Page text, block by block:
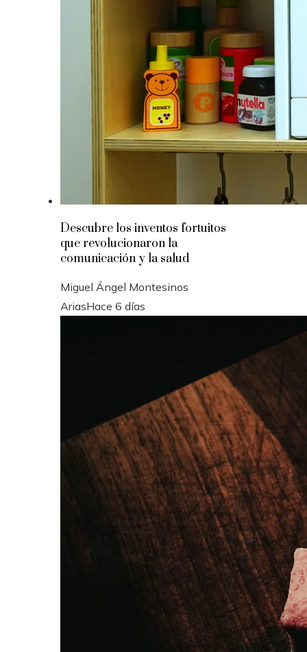
Descubre los inventos fortuitos
que revolucionaron la
comunicación y la salud
Miguel Ángel Montesinos
AriasHace 6 días